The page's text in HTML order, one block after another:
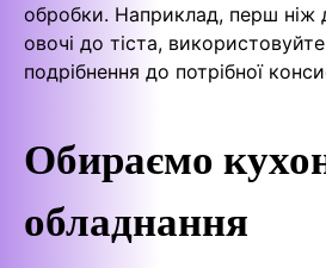
обробки. Наприклад, перш ніж
овочі до тіста,
подрібнення до потрібної
Обираємо
обладнання